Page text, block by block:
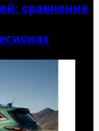
сравнение